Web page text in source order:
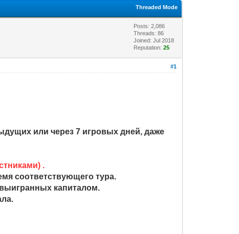
Threaded Mode
Posts: 2,086
Threads: 86
Joined: Jul 2018
Reputation:25
#1
или через 7 игровых дней, даже
.
соответствующего тура.
капиталом.